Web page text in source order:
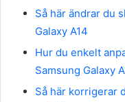
Så här ändrar du
Galaxy A14
Hur du enkelt
Samsung Galaxy
Så här korrigerar